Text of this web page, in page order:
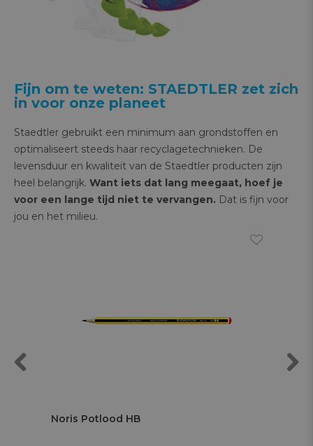
Fijn om te weten: STAEDTLER zet zich
in voor onze planeet
Staedtler gebruikt een minimum aan grondstoffen en
optimaliseert steeds haar recyclagetechnieken. De
levensduur en kwaliteit van de Staedtler producten zijn
heel belangrijk. Want iets dat lang meegaat, hoef je
voor een lange tijd niet te vervangen. Dat is fijn voor
jou en het milieu.
Noris Potlood HB